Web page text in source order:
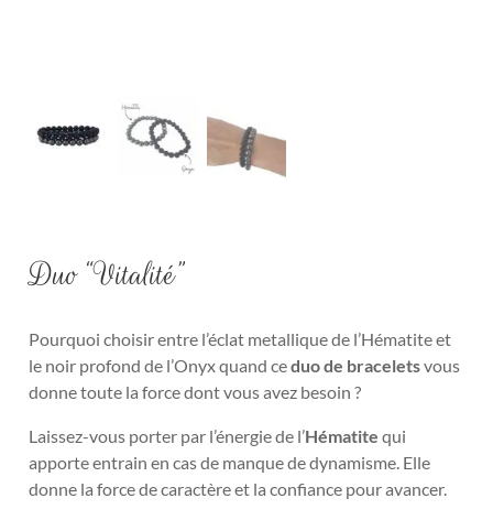
Duo “Vitalité”
Pourquoi choisir entre l’éclat metallique de l’Hématite et
le noir profond de l’Onyx quand ceduo de braceletsvous
donne toute la force dont vous avez besoin ?
Laissez-vous porter par l’énergie de l’Hématitequi
apporte entrain en cas de manque de dynamisme. Elle
donne la force de caractère et la confiance pour avancer.